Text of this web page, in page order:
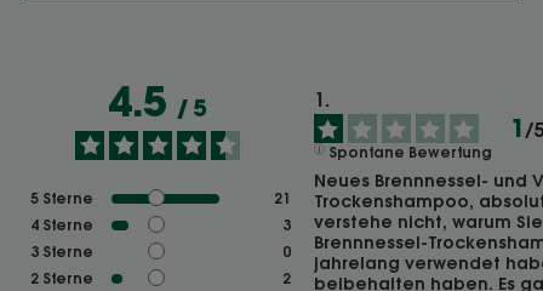
4.5 / 5
5 Sterne
21
4 Sterne
3
3 Sterne
0
2 Sterne
2
1/5
Spontane Bewertung
Neues Brennnessel- und
Trockenshampoo,
verstehe nicht, warum
Brennnessel-
jahrelang verwendet
beibehalten haben. Es